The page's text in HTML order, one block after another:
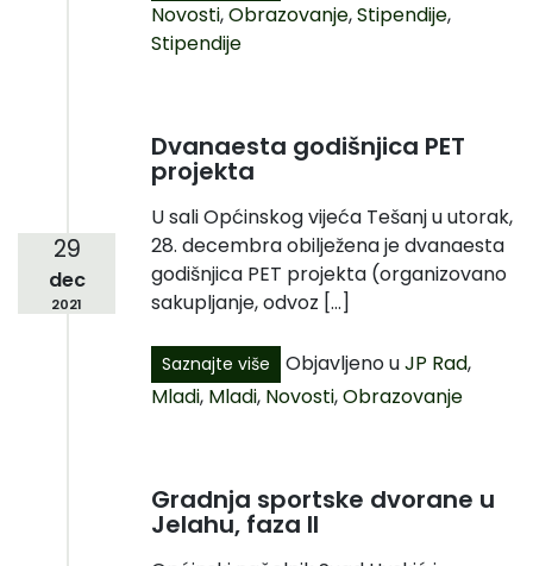
Novosti,Obrazovanje,Stipendije,
Stipendije
29
dec
2021
Dvanaesta godišnjica PET
projekta
U sali Općinskog vijeća Tešanj u utorak,
28. decembra obilježena je dvanaesta
godišnjica PET projekta (organizovano
sakupljanje, odvoz […]
Saznajte više Objavljeno uJP Rad,
Mladi, Mladi, Novosti,Obrazovanje
Gradnja sportske dvorane u
Jelahu, faza II